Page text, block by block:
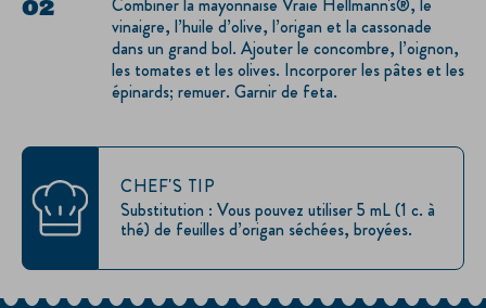
Combiner la mayonnaise Vraie Hellmann's®, le
vinaigre, l’huile d’olive, l’origan et la cassonade
dans un grand bol. Ajouter le concombre, l’oignon,
les tomates et les olives. Incorporer les pâtes et les
épinards; remuer. Garnir de feta.
CHEF'S TIP
Substitution : Vous pouvez utiliser 5 mL (1 c. à
thé) de feuilles d’origan séchées, broyées.